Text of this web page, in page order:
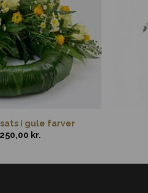
i gule farver
kr.